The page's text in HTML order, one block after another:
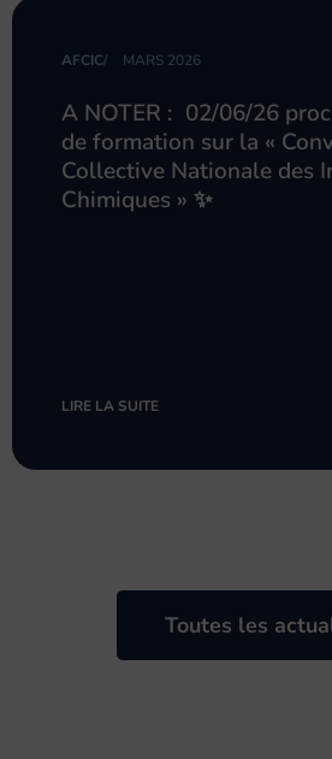
AFCIC/ MARS 2026
A NOTER : 02/06/26
de formation sur la «
Collective Nationale des
Chimiques » ✨
LIRE LA SUITE
Toutes les